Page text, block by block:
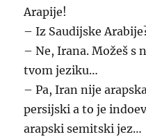
Arapije!
– Iz Saudijske
– Ne, Irana. Možeš s
tvom jeziku…
– Pa, Iran nije
persijski a to je
arapski semitski jez…